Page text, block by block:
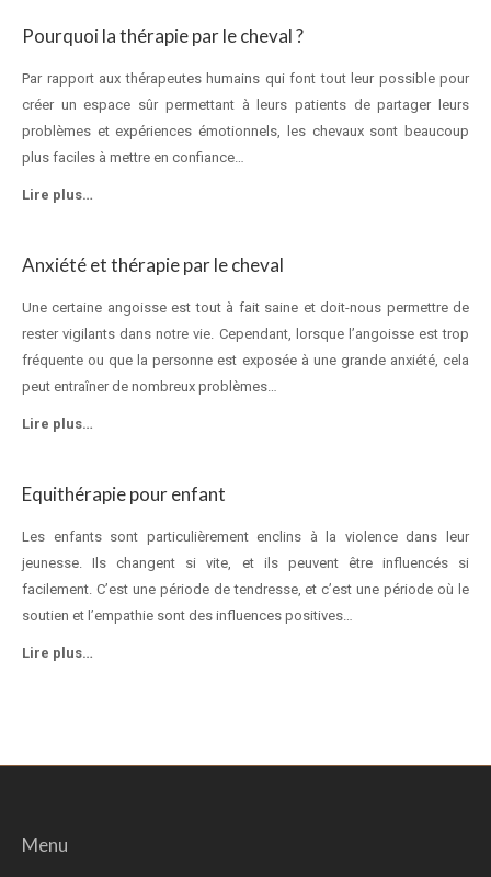
Pourquoi la thérapie par le cheval ?
Par rapport aux thérapeutes humains qui font tout leur possible pour
créer un espace sûr permettant à leurs patients de partager leurs
problèmes et expériences émotionnels, les chevaux sont beaucoup
plus faciles à mettre en confiance…
Lire plus…
Anxiété et thérapie par le cheval
Une certaine angoisse est tout à fait saine et doit-nous permettre de
rester vigilants dans notre vie. Cependant, lorsque l’angoisse est trop
fréquente ou que la personne est exposée à une grande anxiété, cela
peut entraîner de nombreux problèmes…
Lire plus…
Equithérapie pour enfant
Les enfants sont particulièrement enclins à la violence dans leur
jeunesse. Ils changent si vite, et ils peuvent être influencés si
facilement. C’est une période de tendresse, et c’est une période où le
soutien et l’empathie sont des influences positives…
Lire plus…
Menu